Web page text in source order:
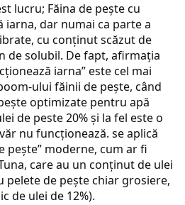
lucru; Făina de pește cu
dar numai ca parte a
cu conținut scăzut de
de solubil. De fapt, afirmația
iarna” este cel mai
ului făinii de pește, când
optimizate pentru apă
de peste 20% și la fel este o
nu funcționează. se aplică
pește” moderne, cum ar fi
care au un conținut de ulei
pelete de pește chiar grosiere,
de ulei de 12%).